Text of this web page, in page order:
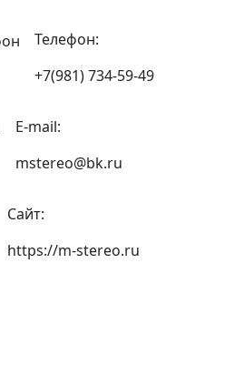
Телефон:
+7(981) 734-59-49
E-mail:
mstereo@bk.ru
Сайт:
https://m-stereo.ru